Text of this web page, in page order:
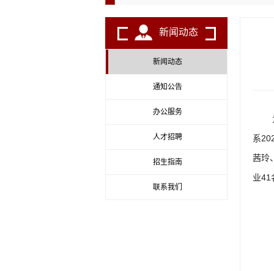
新闻动态
新闻动态
通知公告
办公服务
人才招聘
招生指南
联系我们
系
茜玲
业41